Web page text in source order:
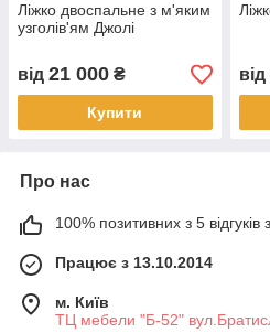
Ліжко двоспальне з м'яким
узголів'ям Джолі
від 21 000 ₴
Купити
від
Про нас
100% позитивних з 5 відгуків
Працює з 13.10.2014
м. Київ
ТЦ мебели "Б-52"